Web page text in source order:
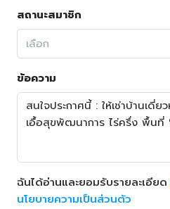
สถานะสมาชิก
เลือก
ข้อความ
ฉันได้อ่านและยอมรับรายละเอียด
นโยบายความเป็นส่วนตัว